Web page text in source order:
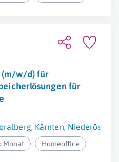
(m/w/d) für
für
, Kärnten,
Monat Homeoffice